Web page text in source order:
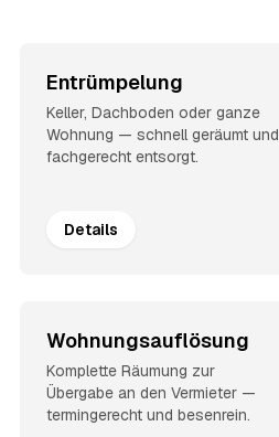
Entrümpelung
Keller, Dachboden oder ganze
Wohnung — schnell geräumt und
fachgerecht entsorgt.
Details
Wohnungsauflösung
Komplette Räumung zur
Übergabe an den Vermieter —
termingerecht und besenrein.